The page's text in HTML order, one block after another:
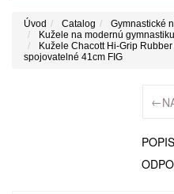
Úvod Catalog
Gymnastické
Kužele na modernú gymnastiku
Kužele Chacott Hi-Grip
spojovatelné 41cm FIG
←